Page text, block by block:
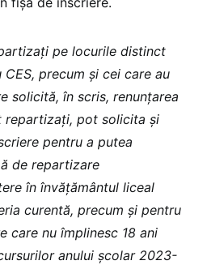
pe locurile distinct
precum și cei care au
solicită, în scris, renunțarea
repartizați, pot solicita și
pentru a putea
de repartizare
în învățământul liceal
curentă, precum și pentru
care nu împlinesc 18 ani
anului școlar 2023-